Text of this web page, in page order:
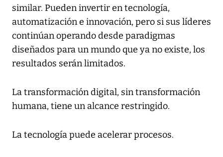
similar. Pueden invertir en tecnología,
automatización e innovación, pero si sus líderes
continúan operando desde paradigmas
diseñados para un mundo que ya no existe, los
resultados serán limitados.
La transformación digital, sin transformación
humana, tiene un alcance restringido.
La tecnología puede acelerar procesos.